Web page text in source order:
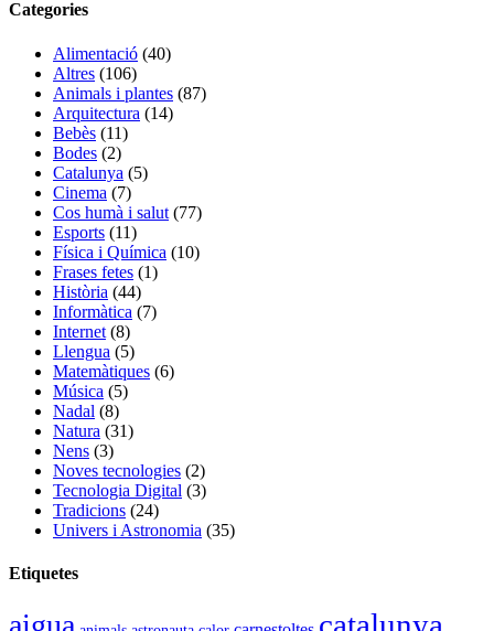
Categories
Alimentació (40)
Altres (106)
Animals i plantes (87)
Arquitectura (14)
Bebès (11)
Bodes (2)
Catalunya (5)
Cinema (7)
Cos humà i salut (77)
Esports (11)
Física i Química (10)
Frases fetes (1)
Història (44)
Informàtica (7)
Internet (8)
Llengua (5)
Matemàtiques (6)
Música (5)
Nadal (8)
Natura (31)
Nens (3)
Noves tecnologies (2)
Tecnologia Digital (3)
Tradicions (24)
Univers i Astronomia (35)
Etiquetes